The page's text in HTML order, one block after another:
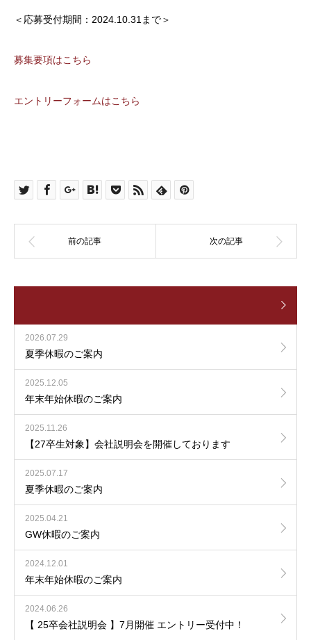
＜応募受付期間：2024.10.31まで＞
募集要項はこちら
エントリーフォームはこちら
2026.07.29
夏季休暇のご案内
2025.12.05
年末年始休暇のご案内
2025.11.26
【27卒生対象】会社説明会を開催しております
2025.07.17
夏季休暇のご案内
2025.04.21
GW休暇のご案内
2024.12.01
年末年始休暇のご案内
2024.06.26
【 25卒会社説明会 】7月開催 エントリー受付中！